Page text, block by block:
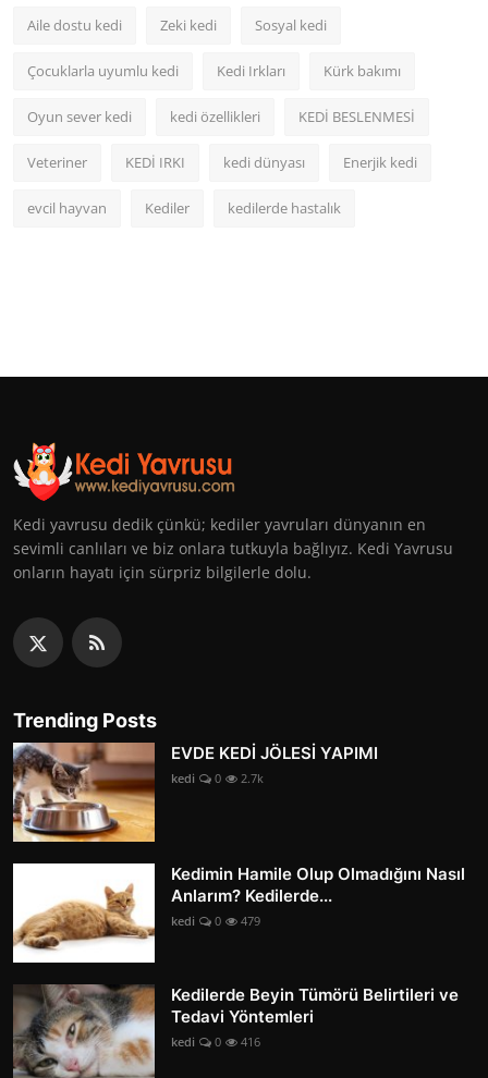
Aile dostu kedi Zeki kedi Sosyal kedi
Çocuklarla uyumlu kedi Kedi Irkları Kürk bakımı
Oyun sever kedi kedi özellikleri KEDİ BESLENMESİ
Veteriner KEDİ IRKI kedi dünyası Enerjik kedi
evcil hayvan Kediler kedilerde hastalık
Kedi yavrusu dedik çünkü; kediler yavruları dünyanın en
sevimli canlıları ve biz onlara tutkuyla bağlıyız. Kedi Yavrusu
onların hayatı için sürpriz bilgilerle dolu.
Trending Posts
EVDE KEDİ JÖLESİ YAPIMI
kedi 0 2.7k
Kedimin Hamile Olup Olmadığını Nasıl
Anlarım? Kedilerde...
kedi 0 479
Kedilerde Beyin Tümörü Belirtileri ve
Tedavi Yöntemleri
kedi 0 416